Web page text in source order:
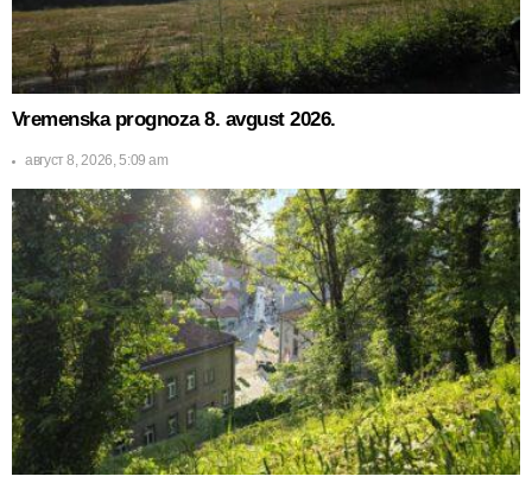
Vremenska prognoza 8. avgust 2026.
август 8, 2026, 5:09 am